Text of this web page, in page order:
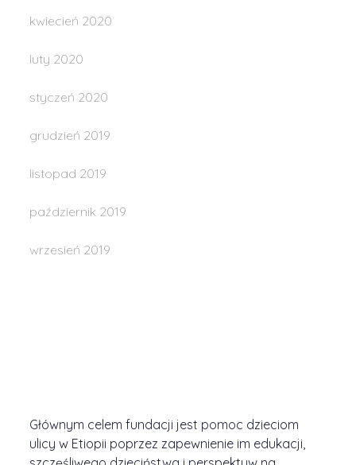
kwiecień 2020
luty 2020
styczeń 2020
grudzień 2019
listopad 2019
październik 2019
wrzesień 2019
Głównym celem fundacji jest pomoc dzieciom
ulicy w Etiopii poprzez zapewnienie im edukacji,